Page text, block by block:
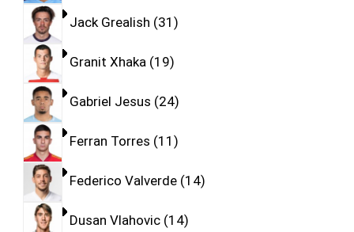
Jack Grealish 31
Granit Xhaka 19
Gabriel Jesus 24
Ferran Torres 11
Federico Valverde 14
Dusan Vlahovic 14